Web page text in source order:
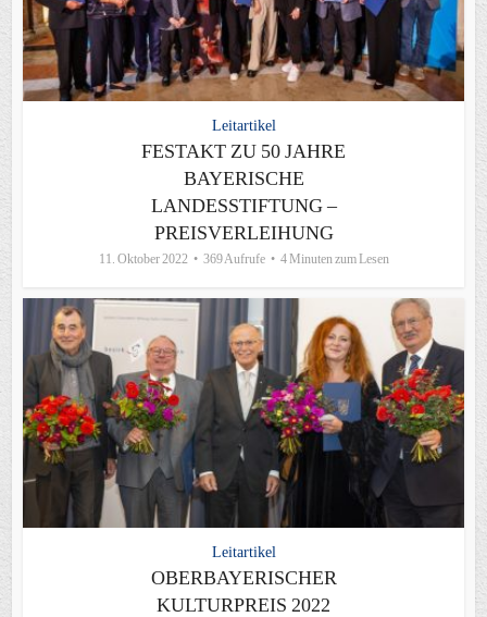
Leitartikel
FESTAKT ZU 50 JAHRE
BAYERISCHE
LANDESSTIFTUNG –
PREISVERLEIHUNG
11. Oktober 2022 369 Aufrufe 4 Minuten zum Lesen
Leitartikel
OBERBAYERISCHER
KULTURPREIS 2022